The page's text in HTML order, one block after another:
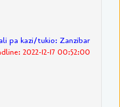
pa kazi/tukio: Zanzibar
2022-12-17 00:52:00